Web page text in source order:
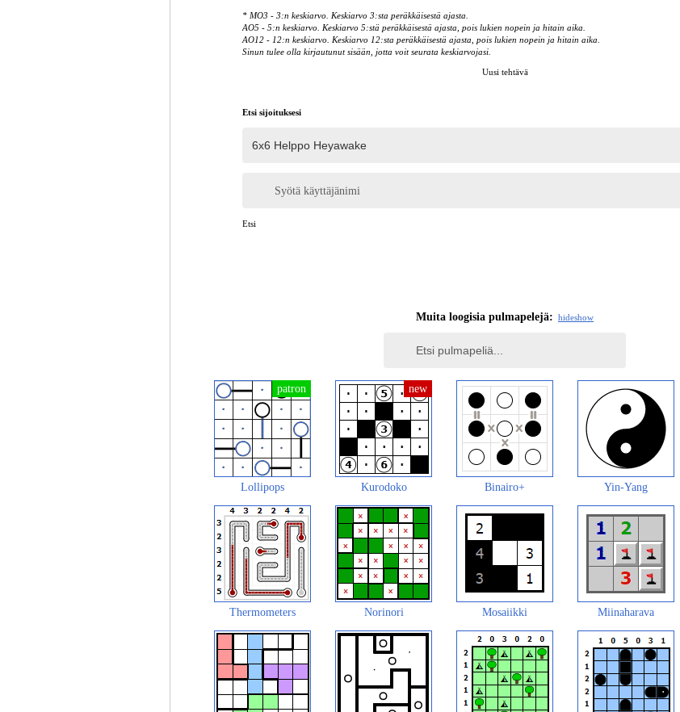
* MO3 - 3:n keskiarvo. Keskiarvo 3:sta peräkkäisestä ajasta.
AO5 - 5:n keskiarvo. Keskiarvo 5:stä peräkkäisestä ajasta, pois lukien nopein ja hitain aika.
AO12 - 12:n keskiarvo. Keskiarvo 12:sta peräkkäisestä ajasta, pois lukien nopein ja hitain aika.
Sinun tulee olla kirjautunut sisään, jotta voit seurata keskiarvojasi.
Uusi tehtävä
Etsi sijoituksesi
Syötä käyttäjänimi
Etsi
Muita loogisia pulmapelejä: hideshow
Lollipops Kurodoko Binairo+ Yin-Yang
Thermometers Norinori Mosaiikki Miinaharava